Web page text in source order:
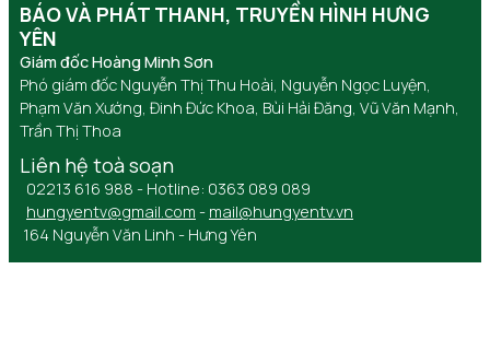
BÁO VÀ PHÁT THANH, TRUYỀN HÌNH HƯNG
YÊN
Giám đốc Hoàng Minh Sơn
Phó giám đốc Nguyễn Thị Thu Hoài, Nguyễn Ngọc Luyện,
Phạm Văn Xướng, Đinh Đức Khoa, Bùi Hải Đăng, Vũ Văn Mạnh,
Trần Thị Thoa
Liên hệ toà soạn
02213 616 988 - Hotline: 0363 089 089
hungyentv@gmail.com - mail@hungyentv.vn
164 Nguyễn Văn Linh - Hưng Yên